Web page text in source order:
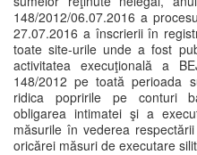
148/2012/06.07.2016 a
27.07.2016 a înscrierii în
toate site-urile unde a fost
activitatea execuţională a
148/2012 pe toată perioada
ridica popririle pe conturi
obligarea intimatei şi a
măsurile în vederea
oricărei măsuri de executare